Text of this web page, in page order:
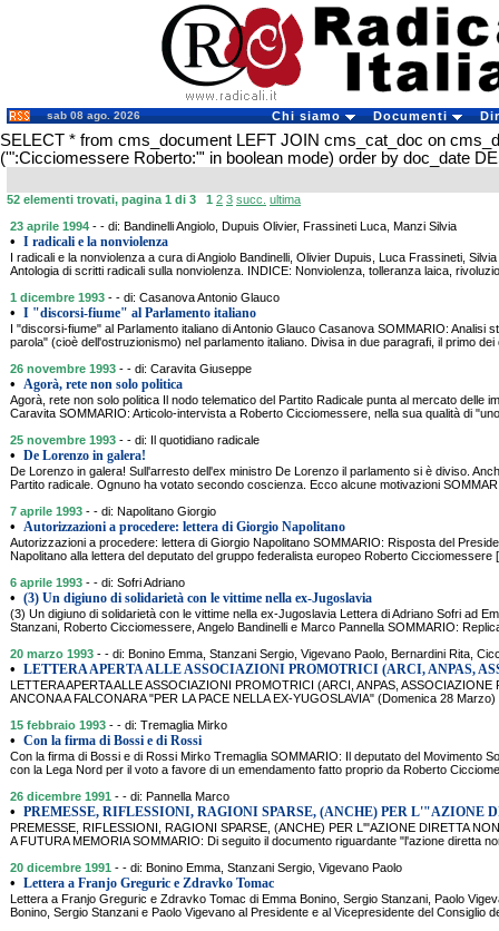
sab 08 ago. 2026 Chi siamo Documenti
SELECT * from cms_document LEFT JOIN cms_cat_doc on
('":Cicciomessere Roberto:"' in boolean mode) order by doc_date
52 elementi trovati, pagina 1 di 3 1 2 3 succ. ultima
23 aprile 1994 - - di: Bandinelli Angiolo, Dupuis Olivier, Frassineti Luca, Manzi Silvia
• I radicali e la nonviolenza
I radicali e la nonviolenza a cura di Angiolo Bandinelli, Olivier Dupuis, Luca Frassineti,
Antologia di scritti radicali sulla nonviolenza. INDICE: Nonviolenza, tolleranza laica,
1 dicembre 1993 - - di: Casanova Antonio Glauco
• I "discorsi-fiume" al Parlamento italiano
I "discorsi-fiume" al Parlamento italiano di Antonio Glauco Casanova SOMMARIO: Analisi
parola" (cioè dell'ostruzionismo) nel parlamento italiano. Divisa in due paragrafi, il primo dei
26 novembre 1993 - - di: Caravita Giuseppe
• Agorà, rete non solo politica
Agorà, rete non solo politica Il nodo telematico del Partito Radicale punta al mercato delle
Caravita SOMMARIO: Articolo-intervista a Roberto Cicciomessere, nella sua qualità di
25 novembre 1993 - - di: Il quotidiano radicale
• De Lorenzo in galera!
De Lorenzo in galera! Sull'arresto dell'ex ministro De Lorenzo il parlamento si è diviso.
Partito radicale. Ognuno ha votato secondo coscienza. Ecco alcune motivazioni
7 aprile 1993 - - di: Napolitano Giorgio
• Autorizzazioni a procedere: lettera di Giorgio Napolitano
Autorizzazioni a procedere: lettera di Giorgio Napolitano SOMMARIO: Risposta del
Napolitano alla lettera del deputato del gruppo federalista europeo Roberto Cicciomessere
6 aprile 1993 - - di: Sofri Adriano
• (3) Un digiuno di solidarietà con le vittime nella ex-Jugoslavia
(3) Un digiuno di solidarietà con le vittime nella ex-Jugoslavia Lettera di Adriano Sofri ad
Stanzani, Roberto Cicciomessere, Angelo Bandinelli e Marco Pannella SOMMARIO:
20 marzo 1993 - - di: Bonino Emma, Stanzani Sergio, Vigevano Paolo, Bernardini Rita,
• LETTERA APERTA ALLE ASSOCIAZIONI PROMOTRICI (ARCI, ANPAS,
LETTERA APERTA ALLE ASSOCIAZIONI PROMOTRICI (ARCI, ANPAS,
ANCONA A FALCONARA "PER LA PACE NELLA EX-YUGOSLAVIA" (Domenica 28
15 febbraio 1993 - - di: Tremaglia Mirko
• Con la firma di Bossi e di Rossi
Con la firma di Bossi e di Rossi Mirko Tremaglia SOMMARIO: Il deputato del Movimento
con la Lega Nord per il voto a favore di un emendamento fatto proprio da Roberto
26 dicembre 1991 - - di: Pannella Marco
• PREMESSE, RIFLESSIONI, RAGIONI SPARSE, (ANCHE) PER L'"AZIONE
PREMESSE, RIFLESSIONI, RAGIONI SPARSE, (ANCHE) PER L'"AZIONE DIRETTA
A FUTURA MEMORIA SOMMARIO: Di seguito il documento riguardante "l'azione diretta
20 dicembre 1991 - - di: Bonino Emma, Stanzani Sergio, Vigevano Paolo
• Lettera a Franjo Greguric e Zdravko Tomac
Lettera a Franjo Greguric e Zdravko Tomac di Emma Bonino, Sergio Stanzani, Paolo
Bonino, Sergio Stanzani e Paolo Vigevano al Presidente e al Vicepresidente del Consiglio